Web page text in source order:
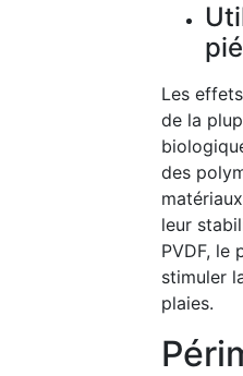
Les
de la
des
leur
PVDF, le
stimuler
plaies.